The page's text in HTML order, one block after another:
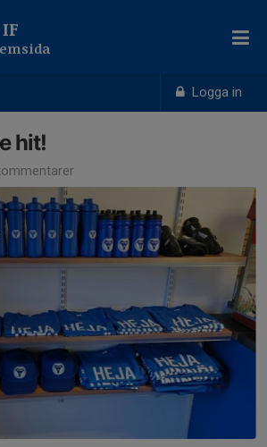
Logga in
hit!